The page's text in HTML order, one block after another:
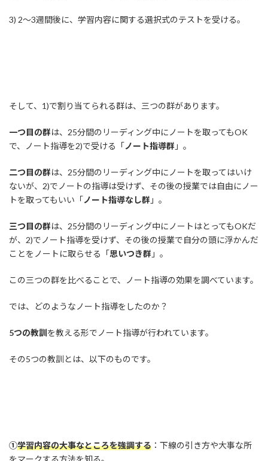
3) 2～3週間後に、学習内容に関する選択式のテストを受ける。
そして、1)で割り当てられる群は、三つの群があります。
一つ目の群は、25分間のリーディング中にノートを取ってもOK
で、ノート指導を2)で受ける「ノート指導群 」。
二つ目の群は、25分間のリーディング中にノートを取ってはいけ
ないが、2)でノートの指導は受けず、その後の授業では自由にノー
トを取ってもいい「ノート指導なし群 」。
三つ目の群は、25分間のリーディング中にノートはとってもOKだ
が、2)でノート指導を受けず、その後の授業で自分の頭に浮かんだ
ことをノートに取らせる「思いつき群 」。
この三つの群を比べることで、ノート指導の効果を調べています。
では、どのようなノート指導をしたのか？
5つの教訓を教える形でノート指導が行われています。
その5つの教訓とは、以下のものです。
①学習内容の大事なところを強調する ：下線の引き方や大事な所